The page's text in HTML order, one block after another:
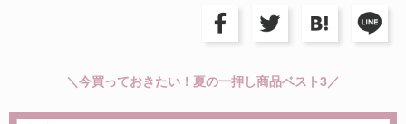
＼今買っておきたい！夏の一押し商品ベスト3／